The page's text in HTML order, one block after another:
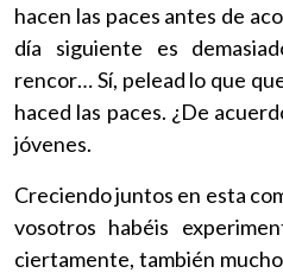
hacen las paces antes de
día siguiente es
rencor… Sí, pelead lo que
haced las paces. ¿De
jóvenes.
Creciendo juntos en esta
vosotros habéis
ciertamente, también